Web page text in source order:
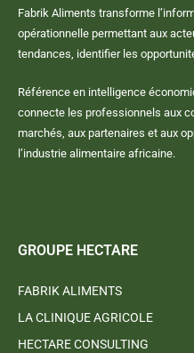
Fabrik Aliments transforme
opérationnelle permettant aux
tendances, identifier les
Référence en intelligence
connecte les professionnels aux
marchés, aux partenaires et aux
l’industrie alimentaire africaine.
GROUPE HECTARE
FABRIK ALIMENTS
LA CLINIQUE AGRICOLE
HECTARE CONSULTING